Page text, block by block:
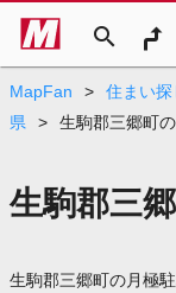
search
MapFan > 住まい探
県
> 生駒郡三郷町
生駒郡三
生駒郡三郷町の月極